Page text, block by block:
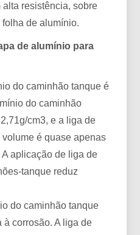
alta resistência, sobre
de alumínio.
de alumínio para
do caminhão tanque é
do caminhão
cm3, e a liga de
é quase apenas
aplicação de liga de
tanque reduz
do caminhão tanque
à corrosão. A liga de